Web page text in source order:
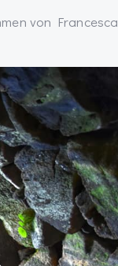
von Francesca